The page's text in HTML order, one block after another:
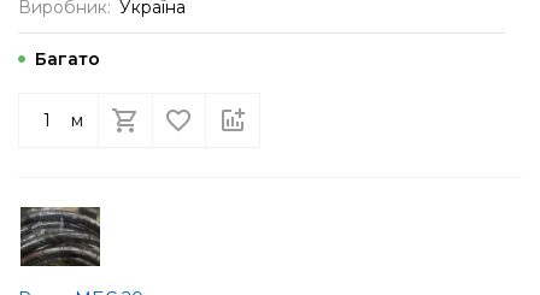
Виробник: Україна
Багато
м